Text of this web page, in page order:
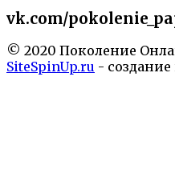
vk.com/
© 2020 Поколение
SiteSpinUp.ru -